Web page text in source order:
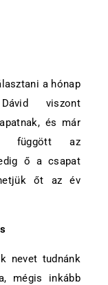
a hónap
viszont
és már
függött az
ő a csapat
őt az év
nevet tudnánk
mégis inkább